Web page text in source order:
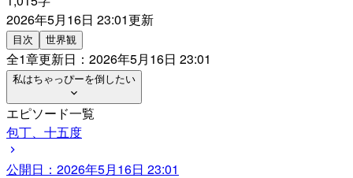
2026年5月16日 23:01更新
目次 世界観
全1章更新日： 2026年5月16日 23:01
私はちゃっぴーを倒したい
エピソード一覧
包丁、十五度
公開日： 2026年5月16日 23:01